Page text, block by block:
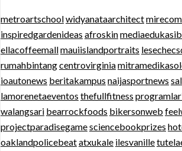
metroartschoolwidyanataarchitect
inspiredgardenideas afroskin
ellacoffeemallmauiislandportraits
rumahbintangcentrovirginia
ioautonews beritakampus naijasportnews
lamorenetaeventos thefullfitness
walangsari bearrockfoods bikersonweb
projectparadisegamesciencebookprizes
oaklandpolicebeatatxukale ilesvanille